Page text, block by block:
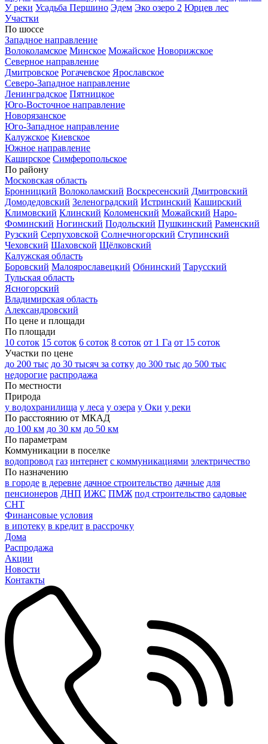
У реки Усадьба Першино Эдем Эко озеро 2 Юрцев лес
Участки
По шоссе
Западное направление
Волоколамское Минское Можайское Новорижское
Северное направление
Дмитровское Рогачевское Ярославское
Северо-Западное направление
Ленинградское Пятницкое
Юго-Восточное направление
Новорязанское
Юго-Западное направление
Калужское Киевское
Южное направление
Каширское Симферопольское
По району
Московская область
Бронницкий Волоколамский Воскресенский Дмитровский
Домодедовский Зеленоградский Истринский Каширский
Климовский Клинский Коломенский Можайский Наро-
Фоминский Ногинский Подольский Пушкинский Раменский
Рузский Серпуховской Солнечногорский Ступинский
Чеховский Шаховской Щёлковский
Калужская область
Боровский Малоярославецкий Обнинский Тарусский
Тульская область
Ясногорский
Владимирская область
Александровский
По цене и площади
По площади
10 соток 15 соток 6 соток 8 соток от 1 Га от 15 соток
Участки по цене
до 200 тыс до 30 тысяч за сотку до 300 тыс до 500 тыс
недорогие распродажа
По местности
Природа
у водохранилища у леса у озера у Оки у реки
По расстоянию от МКАД
до 100 км до 30 км до 50 км
По параметрам
Коммуникации в поселке
водопровод газ интернет с коммуникациями электричество
По назначению
в городе в деревне дачное строительство дачные для
пенсионеров ДНП ИЖС ПМЖ под строительство садовые
СНТ
Финансовые условия
в ипотеку в кредит в рассрочку
Дома
Распродажа
Акции
Новости
Контакты